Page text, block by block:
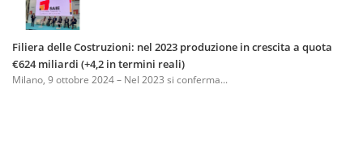
Filiera delle Costruzioni: nel 2023 produzione in crescita a quota
€624 miliardi (+4,2 in termini reali)
Milano, 9 ottobre 2024 – Nel 2023 si conferma...